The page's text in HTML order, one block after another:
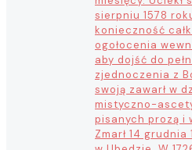
sierpniu 1578
konieczność
ogołocenia
aby dojść do
zjednoczenia z
swoją zawarł w
mistyczno-
pisanych prozą i
Zmarł 14 grudnia